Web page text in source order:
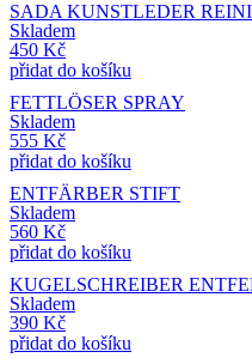
SADA KUNSTLEDER
Skladem
450 Kč
přidat do košíku
FETTLÖSER SPRAY
Skladem
555 Kč
přidat do košíku
ENTFÄRBER STIFT
Skladem
560 Kč
přidat do košíku
KUGELSCHREIBER
Skladem
390 Kč
přidat do košíku